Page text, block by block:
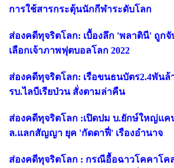
การใช้สารกระตุ้นนักกีฬาระดับโลก
ส่องคดีทุจริตโลก: เบื้องลึก 'พลาตินี' ถูก
เลือกเจ้าภาพฟุตบอลโลก 2022
ส่องคดีทุจริตโลก: เรือขนธนบัตร2.4พันล้
รบ.ไลบีเรียป่วน สั่งตามล่าคืน
ส่องคดีทุจริตโลก :เปิดปม บ.ยักษ์ใหญ่แ
ล.แลกสัญญา ยุค 'กัดดาฟี่' เรืองอำนาจ
ส่องคดีทุจริตโลก : กรณีอื้อฉาวโคคาโค